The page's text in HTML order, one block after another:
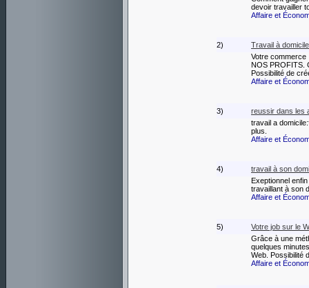
devoir travailler
Affaire et
2)
Travail à
Votre commerce
NOS PROFITS.
Possibilité de
Affaire et
3)
reussir dans les
travail a
plus.
Affaire et
4)
travail à son
Exeptionnel
travaillant à son
Affaire et
5)
Votre job sur le
Grâce à une
quelques
Web. Possibilité
Affaire et